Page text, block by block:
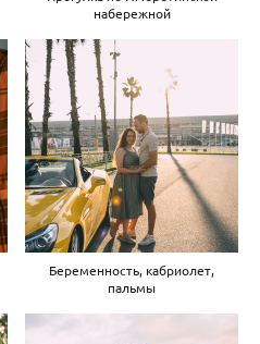
набережной
Беременность, кабриолет,
пальмы